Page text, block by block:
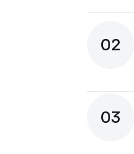
02
03